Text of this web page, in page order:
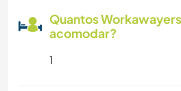
Quantos
acomodar?
1